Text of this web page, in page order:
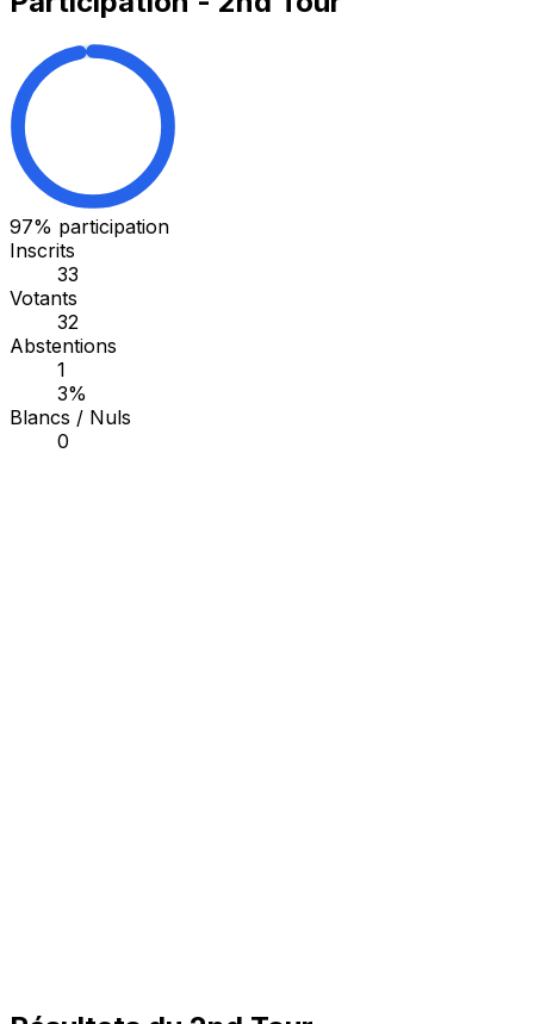
97% participation
Inscrits
33
Votants
32
Abstentions
1
3%
Blancs / Nuls
0